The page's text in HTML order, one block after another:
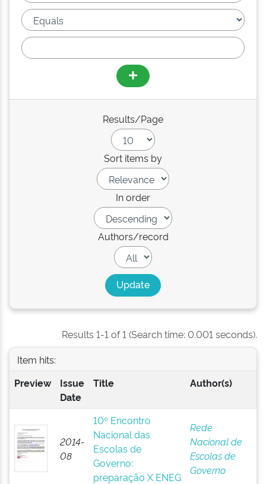
Results/Page
Sort items by
In order
Authors/record
Results 1-1 of 1 (Search time: 0.001 seconds).
Item hits:
Preview
Issue
Date
Title Author(s)
2014-
08
10º Encontro
Nacional das
Escolas de
Governo:
preparação X ENEG
Rede
Nacional de
Escolas de
Governo